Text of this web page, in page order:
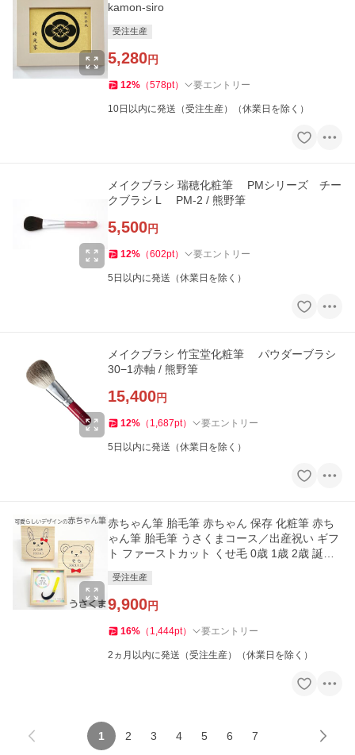
kamon-siro
受注生産
5,280円
12% （578pt） 要エントリー
10日以内に発送（受注生産）（休業日を除く）
メイクブラシ 瑞穂化粧筆 PMシリーズ チー
クブラシ L PM-2 / 熊野筆
5,500円
12% （602pt） 要エントリー
5日以内に発送（休業日を除く）
メイクブラシ 竹宝堂化粧筆 パウダーブラシ
30−1赤軸 / 熊野筆
15,400円
12% （ 1,687pt） 要エントリー
5日以内に発送（休業日を除く）
赤ちゃん筆 胎毛筆 赤ちゃん 保存 化粧筆 赤ち
ゃん筆 胎毛筆 うさくまコース／出産祝い ギフ
ト ファーストカット くせ毛 0歳 1歳 2歳 誕生
受注生産
9,900円
16% （ 1,444pt） 要エントリー
2ヵ月以内に発送（受注生産）（休業日を除く）
1 2 3 4 5 6 7